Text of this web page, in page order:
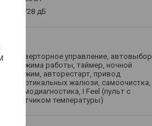
45/28 дБ
инверторное управление, автовыбор
режима работы, таймер, ночной
режим, авторестарт, привод
вертикальных жалюзи, самоочистка,
самодиагностика, I Feel (пульт с
датчиком температуры)